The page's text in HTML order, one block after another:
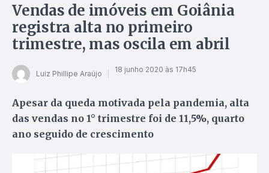
Vendas de imóveis em Goiânia
registra alta no primeiro
trimestre, mas oscila em abril
Luiz Phillipe Araújo 18 junho 2020 às 17h45
Apesar da queda motivada pela pandemia, alta
das vendas no 1° trimestre foi de 11,5%, quarto
ano seguido de crescimento